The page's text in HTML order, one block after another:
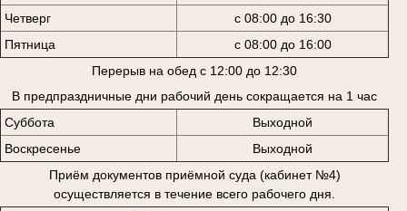
Четверг
с 08:00 до 16:30
Пятница
с 08:00 до 16:00
Перерыв на обед с 12:00 до 12:30
В предпраздничные дни рабочий день сокращается на 1 час
Суббота
Выходной
Воскресенье
Выходной
Приём документов приёмной суда (кабинет №4)
осуществляется в течение всего рабочего дня.